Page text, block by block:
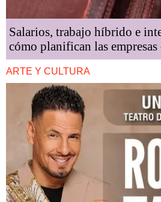
Salarios, trabajo híbrido e
cómo planifican las empresas
ARTE Y CULTURA